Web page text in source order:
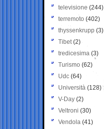
televisione(244)
terremoto (402)
thyssenkrupp (3)
Tibet(2)
tredicesima (3)
Turismo (62)
Udc (64)
Università (128)
V-Day (2)
Veltroni (30)
Vendola (41)